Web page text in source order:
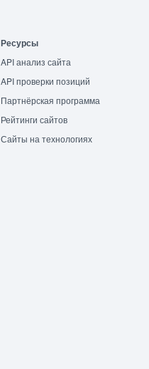
Ресурсы
API анализ сайта
API проверки позиций
Партнёрская программа
Рейтинги сайтов
Сайты на технологиях